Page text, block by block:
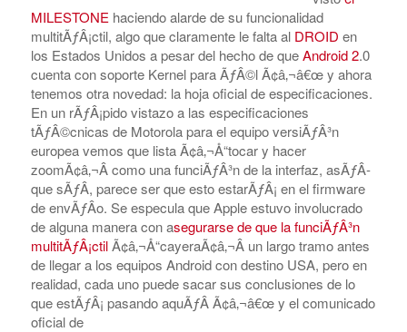
MILESTONE haciendo alarde de su funcionalidad
multitÃƒÂ¡ctil, algo que claramente le falta al DROID en
los Estados Unidos a pesar del hecho de queAndroid 2.0
cuenta con soporte Kernel para ÃƒÂ©l Ã¢â‚¬â€œ y ahora
tenemos otra novedad: la hoja oficial de especificaciones.
En un rÃƒÂ¡pido vistazo a las especificaciones
tÃƒÂ©cnicas de Motorola para el equipo versiÃƒÂ³n
europea vemos que lista Ã¢â‚¬Å“tocar y hacer
zoomÃ¢â‚¬Â como una funciÃƒÂ³n de la interfaz, asÃƒÂ­
que sÃƒÂ­, parece ser que esto estarÃƒÂ¡ en el firmware
de envÃƒÂ­o. Se especula que Apple estuvo involucrado
de alguna manera con asegurarse de que la funciÃƒÂ³n
multitÃƒÂ¡ctilÃ¢â‚¬Å“cayeraÃ¢â‚¬Â un largo tramo antes
de llegar a los equipos Android con destino USA, pero en
realidad, cada uno puede sacar sus conclusiones de lo
que estÃƒÂ¡ pasando aquÃƒÂ­ Ã¢â‚¬â€œ y el comunicado
oficial de